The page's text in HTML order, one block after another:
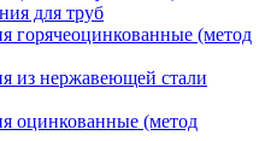
для труб
горячеоцинкованные (метод
из нержавеющей стали
оцинкованные (метод